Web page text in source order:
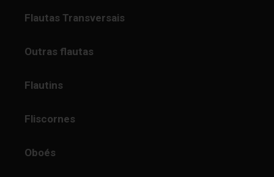
Flautas Transversais
Outras flautas
Flautins
Fliscornes
Oboés